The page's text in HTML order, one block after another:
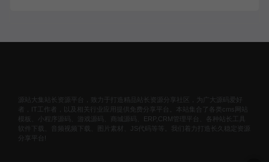
源站大集站长资源平台，致力于打造精品站长资源分享社区，为广大源码爱好
者，IT工作者，以及相关行业应用提供免费分享平台。本站集合了各类cms网站
模板、小程序源码、游戏源码、商城源码、ERP,CRM管理平台、各种站长工具
软件下载、音频视频下载、图片素材、JS代码等等。我们着力打造长久稳定资源
分享平台!